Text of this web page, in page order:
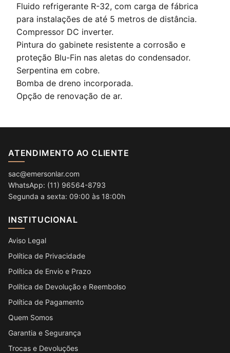
Fluido refrigerante R-32, com carga de fábrica
para instalações de até 5 metros de distância.
Compressor DC inverter.
Pintura do gabinete resistente a corrosão e
proteção Blu-Fin nas aletas do condensador.
Serpentina em cobre.
Bomba de dreno incorporada.
Opção de renovação de ar.
ATENDIMENTO AO CLIENTE
sac@emersonlar.com
WhatsApp: (11) 96564-8793
Segunda a sexta: 09:00 às 18:00h
INSTITUCIONAL
Aviso Legal
Política de Privacidade
Política de Envio e Prazo
Política de Devolução e Reembolso
Política de Pagamento
Quem Somos
Garantia e Segurança
Trocas e Devoluções